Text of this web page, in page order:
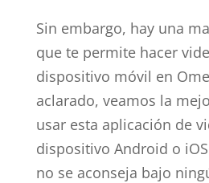
Sin embargo, hay una
que te permite hacer
dispositivo móvil en
aclarado, veamos la
usar esta aplicación de
dispositivo Android o
no se aconseja bajo